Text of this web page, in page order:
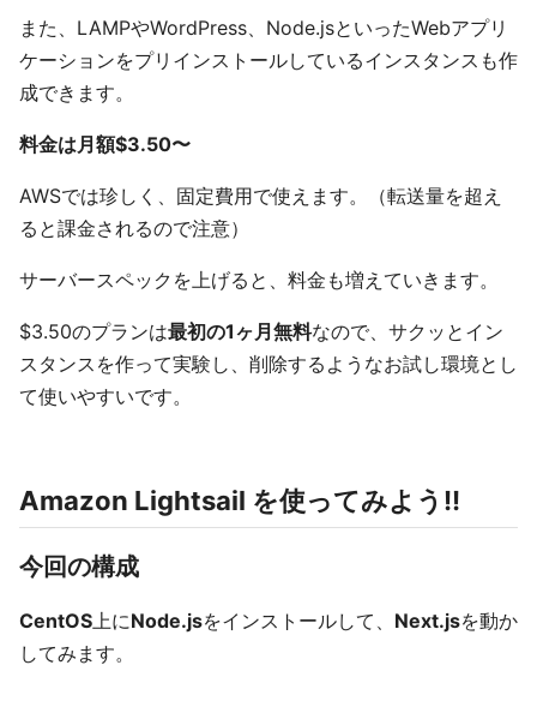
また、LAMPやWordPress、Node.jsといったWebアプリ
ケーションをプリインストールしているインスタンスも作
成できます。
料金は月額$3.50〜
AWSでは珍しく、固定費用で使えます。（転送量を超え
ると課金されるので注意）
サーバースペックを上げると、料金も増えていきます。
$3.50のプランは最初の1ヶ月無料なので、サクッとイン
スタンスを作って実験し、削除するようなお試し環境とし
て使いやすいです。
Amazon Lightsail を使ってみよう!!
今回の構成
CentOS上にNode.jsをインストールして、 Next.jsを動か
してみます。